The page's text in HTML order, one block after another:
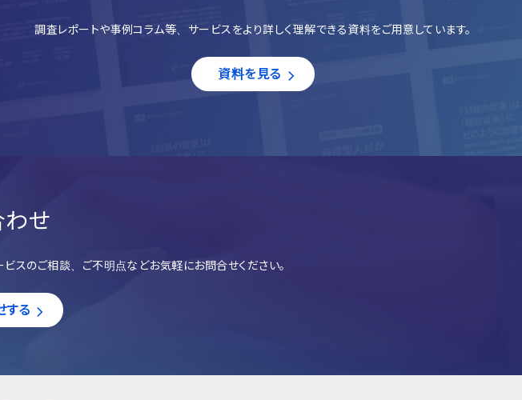
調査レポートや事例コラム等、サービスをより詳しく理解できる資料をご用意しています。
資料を見る
わせ
ビスのご相談、ご不明点などお気軽にお問合せください。
する